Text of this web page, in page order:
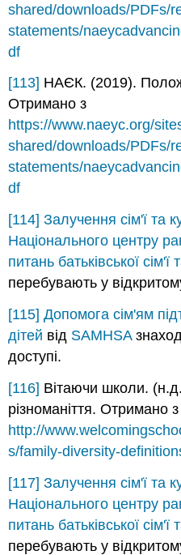
shared/downloads/PDFs/
statements/
df
[113] НАЄК. (2019).
Отримано з
https://www.naeyc.org/
shared/downloads/PDFs/
statements/
df
[114] Залучення сім'ї та
Національного центру
питань батьківської
перебувають у
[115] Допомога сім'ям
дітей від SAMHSA
доступі.
[116] Вітаючи школи.
різноманіття. Отримано з
http://
s/family-diversity-
[117] Залучення сім'ї та
Національного центру
питань батьківської
перебувають у